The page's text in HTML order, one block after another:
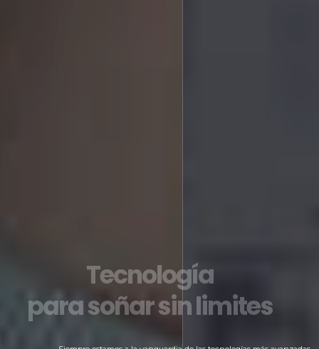
Tecnología
para soñar sin limites